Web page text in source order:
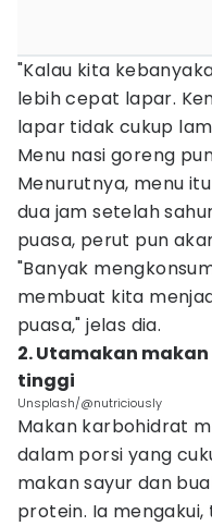
"Kalau kita
lebih cepat lapar.
lapar tidak cukup
Menu nasi goreng
Menurutnya, menu
dua jam setelah
puasa, perut pun
"Banyak
membuat kita
puasa," jelas dia.
2. Utamakan
tinggi
Unsplash/@nutriciously
Makan karbohidrat
dalam porsi yang
makan sayur dan
protein. Ia